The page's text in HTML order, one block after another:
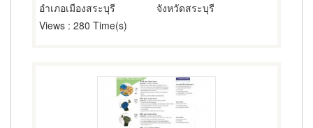
อำเภอเมืองสระบุรี
จังหวัดสระบุรี
Views : 280 Time(s)